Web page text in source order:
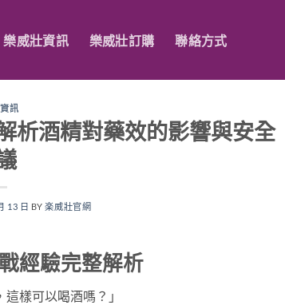
樂威壯資訊 樂威壯訂購 聯絡方式
訊
析酒精對藥效的影響與安全
13 日 BY楽威壯官網
經驗完整解析
樣可以喝酒嗎？」